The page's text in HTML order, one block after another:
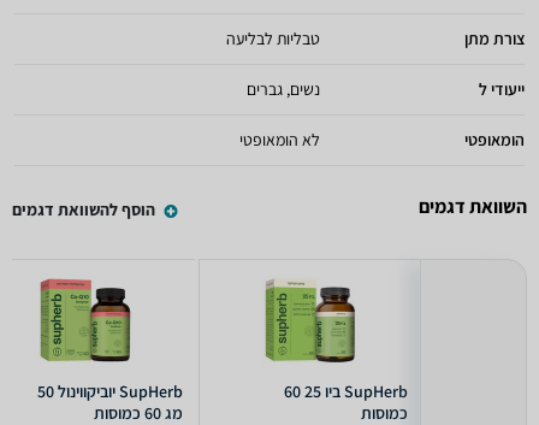
צורת מתן טבליות לבליעה
ייעודי ל נשים, גברים
הומאופטי לא הומאופטי
השוואת דגמים הוסף להשוואת דגמים
SupHerb ביו 25 60
כמוסות
SupHerb יוביקווינול 50
מג 60 כמוסות